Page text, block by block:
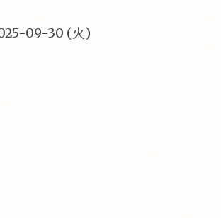
09-30 (火)